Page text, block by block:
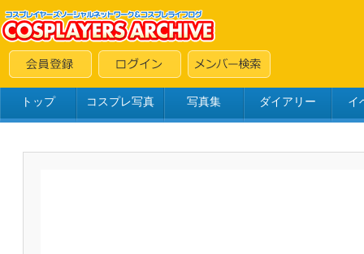
トップ コスプレ写真 写真集 ダイアリー イ